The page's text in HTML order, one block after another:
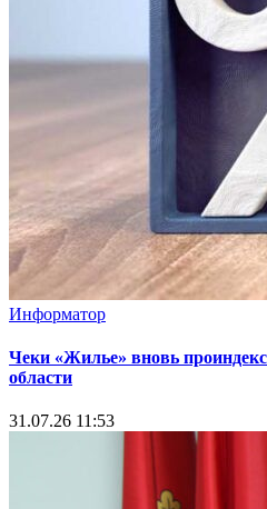
Информатор
Чеки «Жилье» вновь
области
31.07.26 11:53